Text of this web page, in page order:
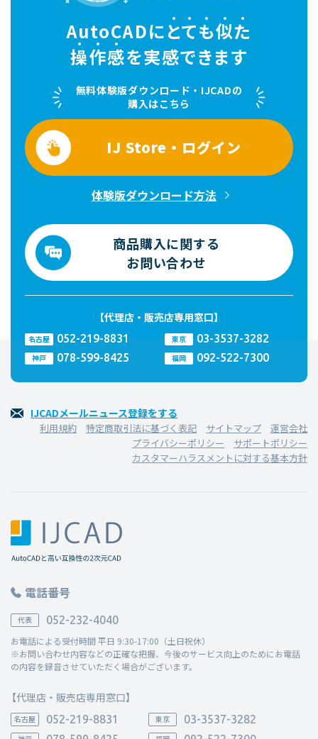
AutoCADにとても似た
操作感を実感できます
無料体験版ダウンロード・IJCADの
購入はこちら
IJ Store・ログイン
体験版ダウンロード方法
商品購入に関する
お問い合わせ
【代理店・販売店専用窓口】
名古屋 052-219-8831 東京 03-3537-3282
神戸 078-599-8425 福岡 092-522-7300
IJCADメールニュース登録をする
利用規約 特定商取引法に基づく表記 サイトマップ
運営会社
プライバシーポリシー
サポートポリシー
カスタマーハラスメントに対する基本方針
電話番号
代表 052-232-4040
お電話による受付時間 平日 9:30-17:00（土日祝休）
※お問い合わせ内容などの正確な把握、今後のサービス向上のためにお電話
の内容を録音させていただく場合がございます。
【代理店・販売店専用窓口】
名古屋 052-219-8831 東京 03-3537-3282